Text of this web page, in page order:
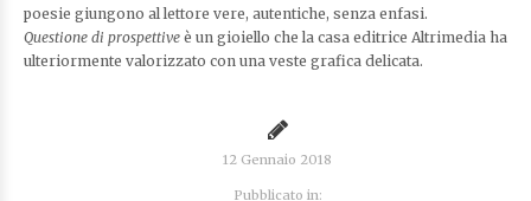
poesie giungono al lettore vere, autentiche, senza enfasi.
Questione di prospettive è un gioiello che la casa editrice Altrimedia ha
ulteriormente valorizzato con una veste grafica delicata.
12 Gennaio 2018
Pubblicato in: